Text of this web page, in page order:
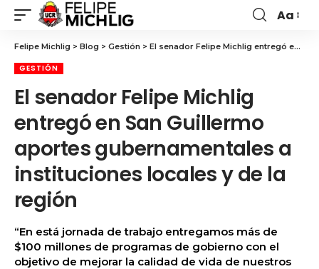
Aa
Felipe Michlig > Blog > Gestión > El senador Felipe Michlig entregó en San Guillermo aportes gubernamentales a instituciones locales y de la región
GESTIÓN
El senador Felipe Michlig
entregó en San Guillermo
aportes gubernamentales a
instituciones locales y de la
región
“En está jornada de trabajo entregamos más de
$100 millones de programas de gobierno con el
objetivo de mejorar la calidad de vida de nuestros